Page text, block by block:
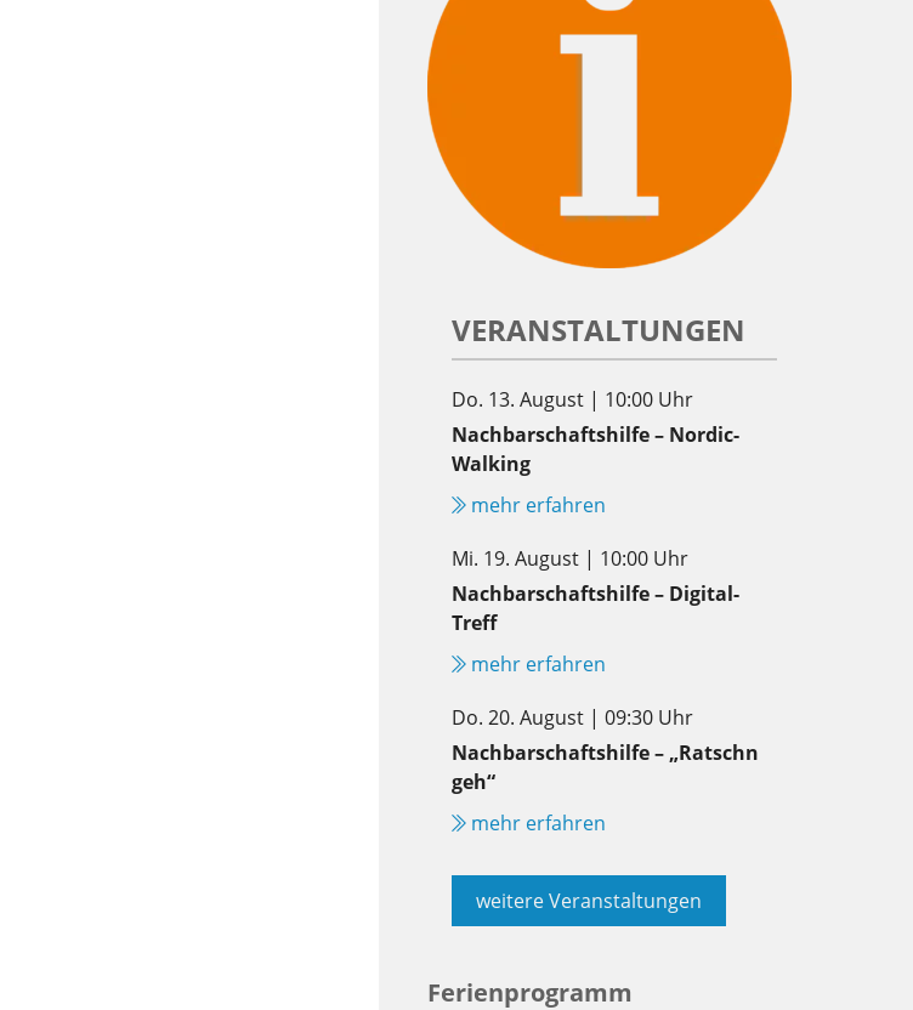
VERANSTALTUNGEN
Do. 13. August | 10:00 Uhr
Nachbarschaftshilfe – Nordic-
Walking
mehr erfahren
Mi. 19. August | 10:00 Uhr
Nachbarschaftshilfe – Digital-
Treff
mehr erfahren
Do. 20. August | 09:30 Uhr
Nachbarschaftshilfe – „Ratschn
geh“
mehr erfahren
weitere Veranstaltungen
Ferienprogramm